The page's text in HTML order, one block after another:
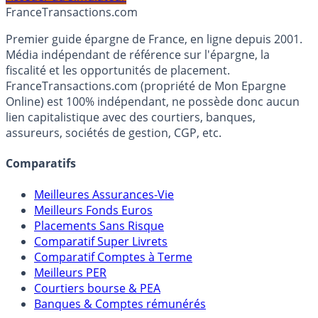
Accéder au simulateur
FranceTransactions.com
Premier guide épargne de France, en ligne depuis 2001.
Média indépendant de référence sur l'épargne, la
fiscalité et les opportunités de placement.
FranceTransactions.com (propriété de Mon Epargne
Online) est 100% indépendant, ne possède donc aucun
lien capitalistique avec des courtiers, banques,
Meilleures Assurances-Vie
Meilleurs Fonds Euros
Placements Sans Risque
Comparatif Super Livrets
Comparatif Comptes à Terme
Meilleurs PER
Courtiers bourse & PEA